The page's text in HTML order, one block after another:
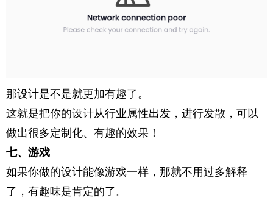
那设计是不是就更加有趣了。
这就是把你的设计从行业属性出发，进行发散，可以
做出很多定制化、有趣的效果！
七、游戏
如果你做的设计能像游戏一样，那就不用过多解释
了，有趣味是肯定的了。